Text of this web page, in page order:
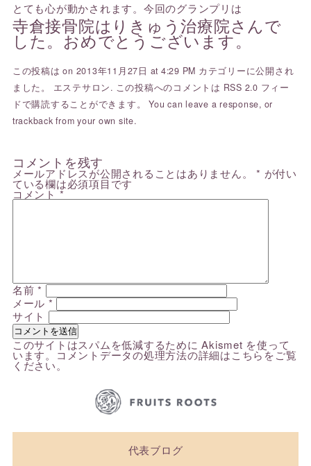
とても心が動かされます。今回のグランプリは
寺倉接骨院はりきゅう治療院さんで
した。おめでとうございます。
この投稿は on 2013年11月27日 at 4:29 PM カテゴリーに公開され
ました。 エステサロン. この投稿へのコメントは RSS 2.0 フィー
ドで購読することができます。 You canleave a response, or
trackback from your own site.
コメントを残す
メールアドレスが公開されることはありません。 * が付い
ている欄は必須項目です
コメント*
名前*
メール *
サイト
このサイトはスパムを低減するために Akismet を使って
います。 コメントデータの処理方法の詳細はこちらをご覧
ください。
代表ブログ